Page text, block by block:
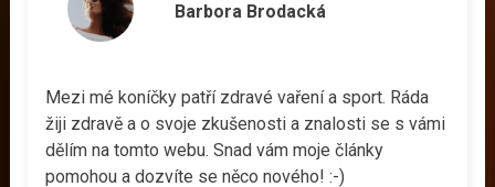
Barbora Brodacká
Mezi mé koníčky patří zdravé vaření a sport. Ráda
žiji zdravě a o svoje zkušenosti a znalosti se s vámi
dělím na tomto webu. Snad vám moje články
pomohou a dozvíte se něco nového! :-)